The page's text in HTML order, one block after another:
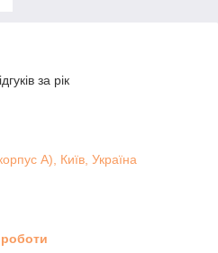
за рік
А), Київ, Україна